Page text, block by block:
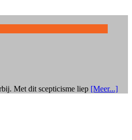
Met dit scepticisme liep [Meer...]